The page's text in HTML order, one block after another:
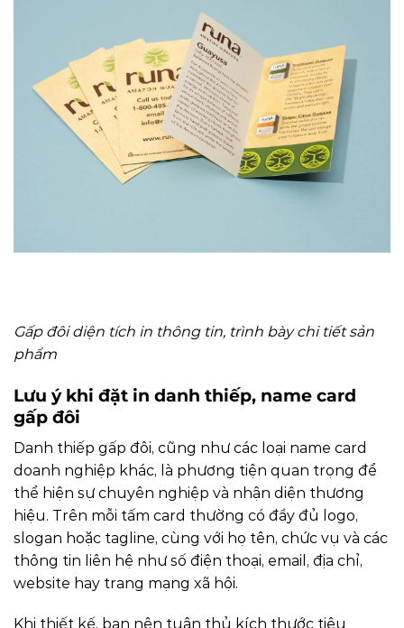
Gấp đôi diện tích in thông tin, trình bày chi tiết sản
phẩm
Lưu ý khi đặt in danh thiếp, name card
gấp đôi
Danh thiếp gấp đôi, cũng như các loại name card
doanh nghiệp khác, là phương tiện quan trọng để
thể hiện sự chuyên nghiệp và nhận diện thương
hiệu. Trên mỗi tấm card thường có đầy đủ logo,
slogan hoặc tagline, cùng với họ tên, chức vụ và các
thông tin liên hệ như số điện thoại, email, địa chỉ,
website hay trang mạng xã hội.
Khi thiết kế, bạn nên tuân thủ kích thước tiêu